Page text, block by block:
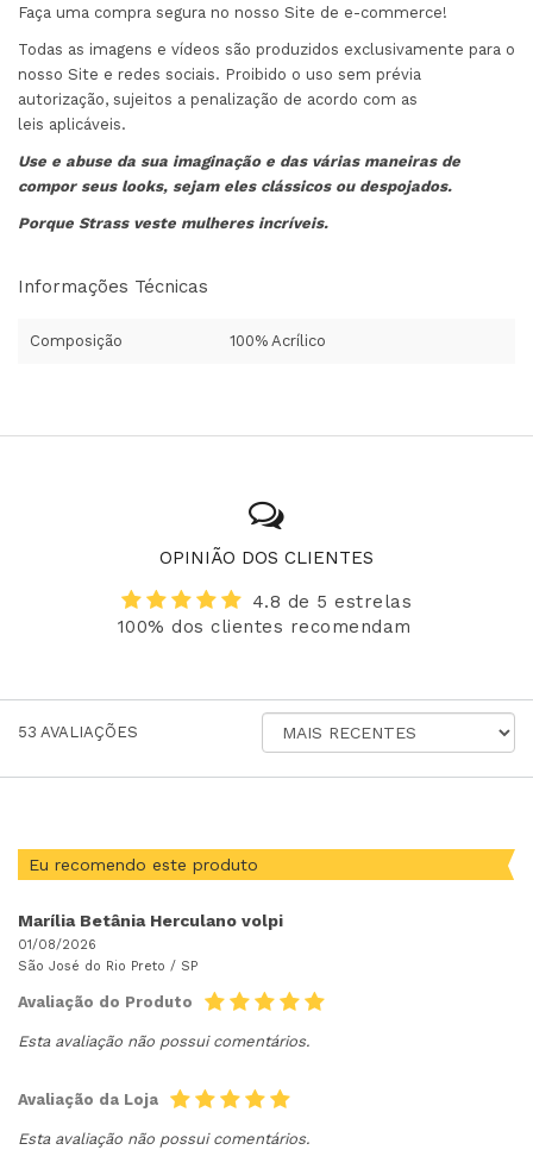
Faça uma compra segura no nosso Site de e-commerce!
Todas as imagens e vídeos são produzidos exclusivamente para o
nosso Site e redes sociais. Proibido o uso sem prévia
autorização, sujeitos a penalização de acordo com as
leis aplicáveis.
Use e abuse da sua imaginação e das várias maneiras de
compor seus looks, sejam eles clássicos ou despojados.
Porque Strass veste mulheres incríveis.
Informações Técnicas
Composição 100% Acrílico
OPINIÃO DOS CLIENTES
4.8 de 5 estrelas
100% dos clientes recomendam
53 AVALIAÇÕES
AVALIAÇÕES
Eu recomendo este produto
Marília Betânia Herculano volpi
01/08/2026
São José do Rio Preto / SP
Avaliação do Produto
Esta avaliação não possui comentários.
Avaliação da Loja
Esta avaliação não possui comentários.